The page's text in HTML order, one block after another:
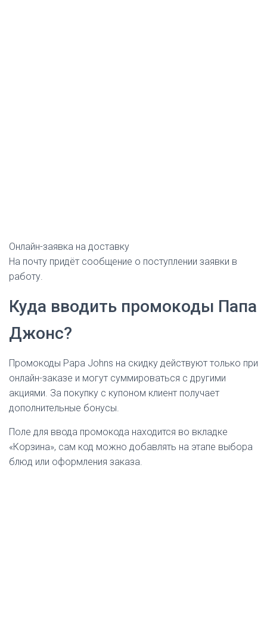
Онлайн-заявка на доставку
На почту придёт сообщение о поступлении заявки в
работу.
Куда вводить промокоды Папа
Джонс?
Промокоды Papa Johns на скидку действуют только при
онлайн-заказе и могут суммироваться с другими
акциями. За покупку с купоном клиент получает
дополнительные бонусы.
Поле для ввода промокода находится во вкладке
«Корзина», сам код можно добавлять на этапе выбора
блюд или оформления заказа.